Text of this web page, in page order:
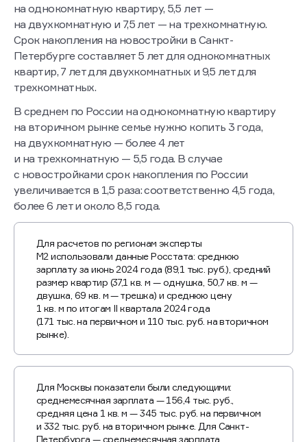
на однокомнатную квартиру, 5,5 лет —
на двухкомнатную и 7,5 лет — на трехкомнатную.
Срок накопления на новостройки в Санкт-
Петербурге составляет 5 лет для однокомнатных
квартир, 7 лет для двухкомнатных и 9,5 лет для
трехкомнатных.
В среднем по России на однокомнатную квартиру
на вторичном рынке семье нужно копить 3 года,
на двухкомнатную — более 4 лет
и на трехкомнатную — 5,5 года. В случае
с новостройками срок накопления по России
увеличивается в 1,5 раза: соответственно 4,5 года,
более 6 лет и около 8,5 года.
Для расчетов по регионам эксперты
М2 использовали данные Росстата: среднюю
зарплату за июнь 2024 года (89,1 тыс. руб.), средний
размер квартир (37,1 кв. м — однушка, 50,7 кв. м —
двушка, 69 кв. м — трешка) и среднюю цену
1 кв. м по итогам II квартала 2024 года
(171 тыс. на первичном и 110 тыс. руб. на вторичном
рынке).
Для Москвы показатели были следующими:
среднемесячная зарплата — 156,4 тыс. руб.,
средняя цена 1 кв. м — 345 тыс. руб. на первичном
и 332 тыс. руб. на вторичном рынке. Для Санкт-
Петербурга — среднемесячная зарплата